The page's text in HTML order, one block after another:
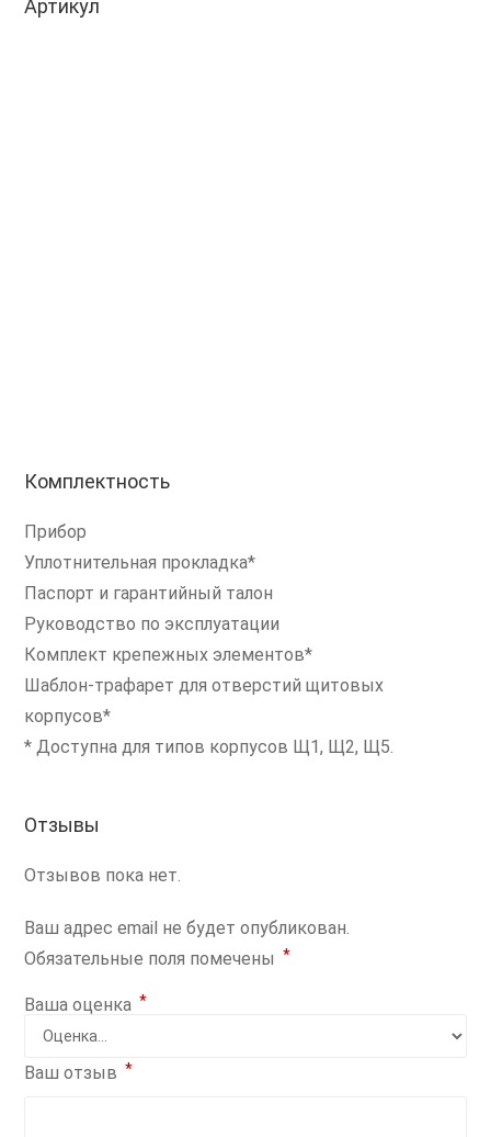
Артикул
Комплектность
Прибор
Уплотнительная прокладка*
Паспорт и гарантийный талон
Руководство по эксплуатации
Комплект крепежных элементов*
Шаблон-трафарет для отверстий щитовых
корпусов*
* Доступна для типов корпусов Щ1, Щ2, Щ5.
Отзывы
Отзывов пока нет.
Ваш адрес email не будет опубликован.
Обязательные поля помечены *
Ваша оценка *
Ваш отзыв *